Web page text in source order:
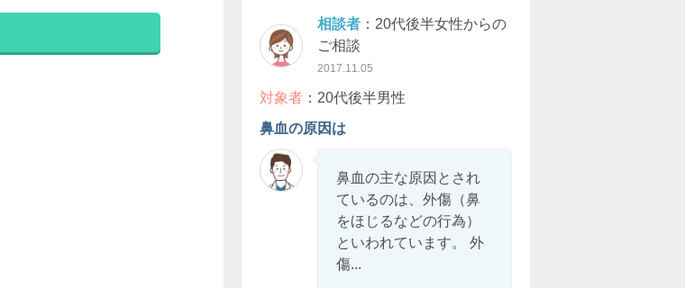
相談者：20代後半女性からの
ご相談
2017.11.05
対象者：20代後半男性
鼻血の原因は
鼻血の主な原因とされ
ているのは、外傷（鼻
をほじるなどの行為）
といわれています。 外
傷...